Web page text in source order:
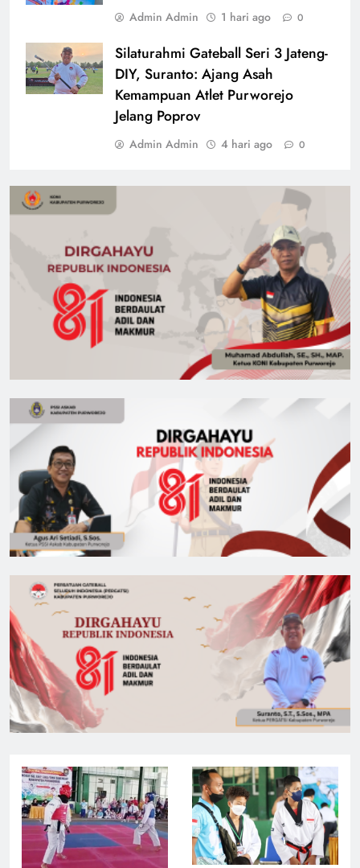
Admin Admin 1 hari ago 0
Silaturahmi Gateball Seri 3 Jateng-
DIY, Suranto: Ajang Asah
Kemampuan Atlet Purworejo
Jelang Poprov
Admin Admin 4 hari ago 0